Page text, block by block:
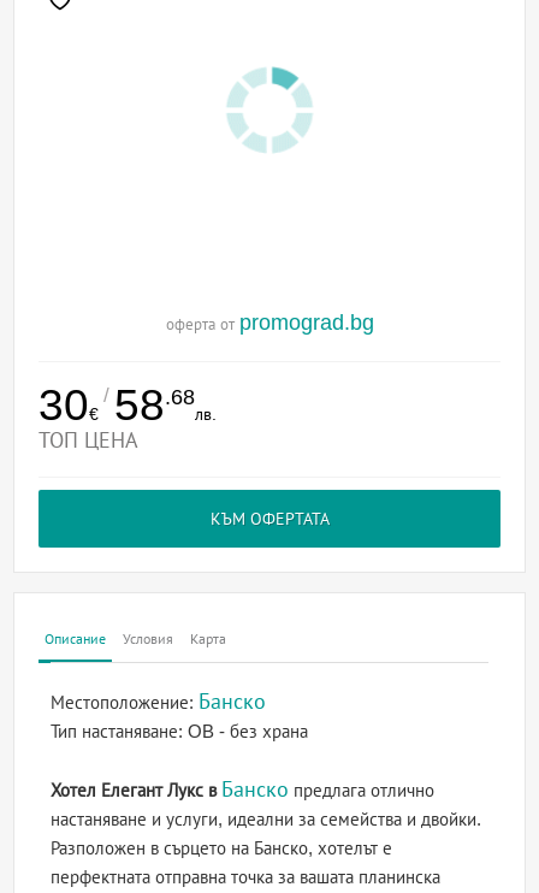
оферта от promograd.bg
30€
/ 58.68
лв.
ТОП ЦЕНА
КЪМ ОФЕРТАТА
Описание Условия Карта
Местоположение: Банско
Тип настаняване:OB - без храна
Хотел Елегант Лукс в Банско предлага отлично
настаняване и услуги, идеални за семейства и двойки.
Разположен в сърцето на Банско, хотелът е
перфектната отправна точка за вашата планинска